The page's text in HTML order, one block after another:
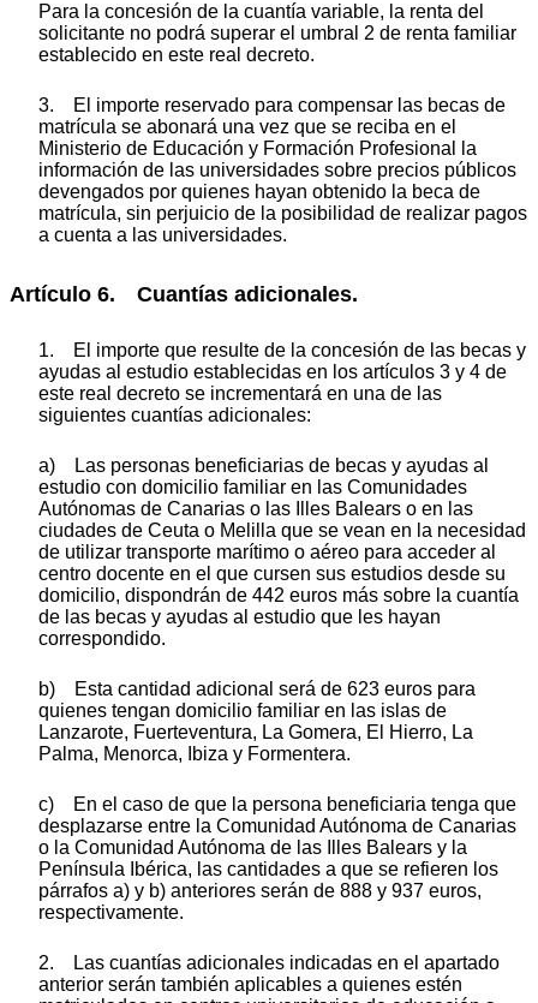
Para la concesión de la cuantía variable, la renta del
solicitante no podrá superar el umbral 2 de renta familiar
establecido en este real decreto.
3. El importe reservado para compensar las becas de
matrícula se abonará una vez que se reciba en el
Ministerio de Educación y Formación Profesional la
información de las universidades sobre precios públicos
devengados por quienes hayan obtenido la beca de
matrícula, sin perjuicio de la posibilidad de realizar pagos
a cuenta a las universidades.
Artículo 6. Cuantías adicionales.
1. El importe que resulte de la concesión de las becas y
ayudas al estudio establecidas en los artículos 3 y 4 de
este real decreto se incrementará en una de las
siguientes cuantías adicionales:
a) Las personas beneficiarias de becas y ayudas al
estudio con domicilio familiar en las Comunidades
Autónomas de Canarias o las Illes Balears o en las
ciudades de Ceuta o Melilla que se vean en la necesidad
de utilizar transporte marítimo o aéreo para acceder al
centro docente en el que cursen sus estudios desde su
domicilio, dispondrán de 442 euros más sobre la cuantía
de las becas y ayudas al estudio que les hayan
correspondido.
b) Esta cantidad adicional será de 623 euros para
quienes tengan domicilio familiar en las islas de
Lanzarote, Fuerteventura, La Gomera, El Hierro, La
Palma, Menorca, Ibiza y Formentera.
c) En el caso de que la persona beneficiaria tenga que
desplazarse entre la Comunidad Autónoma de Canarias
o la Comunidad Autónoma de las Illes Balears y la
Península Ibérica, las cantidades a que se refieren los
párrafos a) y b) anteriores serán de 888 y 937 euros,
respectivamente.
2. Las cuantías adicionales indicadas en el apartado
anterior serán también aplicables a quienes estén